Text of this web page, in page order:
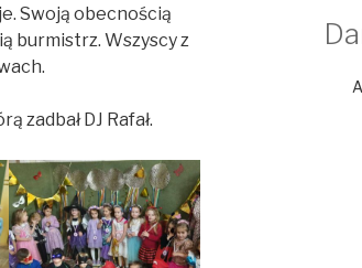
Swoją obecnością
burmistrz. Wszyscy z
zadbał DJ Rafał.